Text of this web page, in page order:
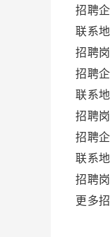
招聘企
联系
招聘岗
招聘企
联系
招聘岗
招聘企
联系
招聘岗
更多